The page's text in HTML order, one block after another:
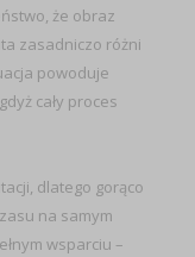
że obraz
zasadniczo różni
powoduje
cały proces
dlatego gorąco
na samym
wsparciu –